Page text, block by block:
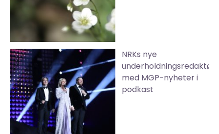
NRKs nye
underholdningsredaktør
med MGP-nyheter i
podkast